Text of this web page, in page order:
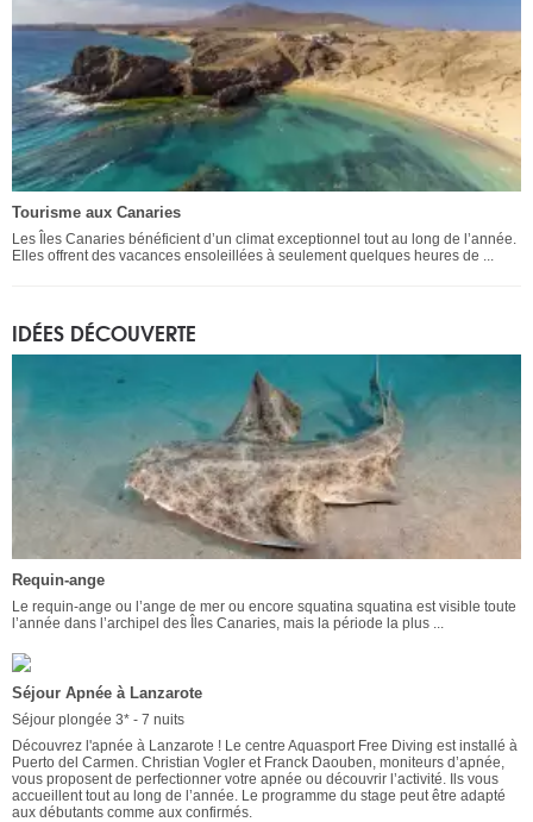
Tourisme aux Canaries
Les Îles Canaries bénéficient d’un climat exceptionnel tout au long de l’année.
Elles offrent des vacances ensoleillées à seulement quelques heures de ...
IDÉES DÉCOUVERTE
Requin-ange
Le requin-ange ou l’ange de mer ou encore squatina squatina est visible toute
l’année dans l’archipel des Îles Canaries, mais la période la plus ...
Séjour Apnée à Lanzarote
Séjour plongée 3* - 7 nuits
Découvrez l'apnée à Lanzarote ! Le centre Aquasport Free Diving est installé à
Puerto del Carmen. Christian Vogler et Franck Daouben, moniteurs d’apnée,
vous proposent de perfectionner votre apnée ou découvrir l’activité. Ils vous
accueillent tout au long de l’année. Le programme du stage peut être adapté
aux débutants comme aux confirmés.